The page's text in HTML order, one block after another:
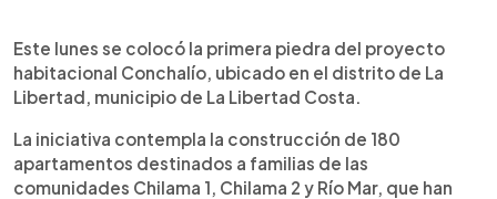
Escuchar artículo
Este lunes se colocó la primera piedra del proyecto
habitacional Conchalío, ubicado en el distrito de La
Libertad, municipio de La Libertad Costa.
La iniciativa contempla la construcción de 180
apartamentos destinados a familias de las
comunidades Chilama 1, Chilama 2 y Río Mar, que han